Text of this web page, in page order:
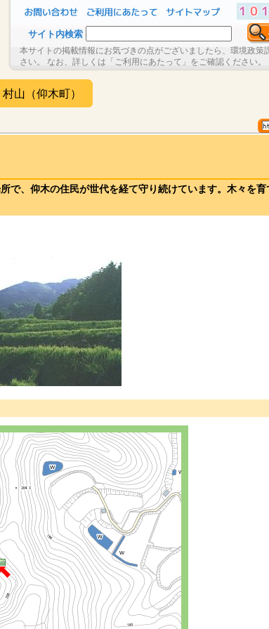
サイト内検索
本サイトの掲載情報にお気づきの点がございましたら、環境政策
さい。 なお、詳しくは「ご利用にあたって」をご確認ください。
村山（仰木町）
で、仰木の住民が世代を経て守り続けています。木々を育